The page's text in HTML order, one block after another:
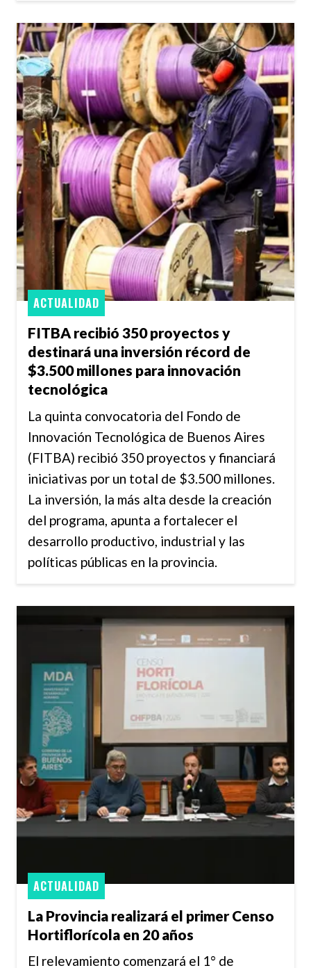
FITBA recibió 350 proyectos y
destinará una inversión récord de
$3.500 millones para innovación
tecnológica
ACTUALIDAD
La quinta convocatoria del Fondo de
Innovación Tecnológica de Buenos Aires
(FITBA) recibió 350 proyectos y financiará
iniciativas por un total de $3.500 millones.
La inversión, la más alta desde la creación
del programa, apunta a fortalecer el
desarrollo productivo, industrial y las
políticas públicas en la provincia.
La Provincia realizará el primer Censo
Hortiflorícola en 20 años
ACTUALIDAD
El relevamiento comenzará el 1° de